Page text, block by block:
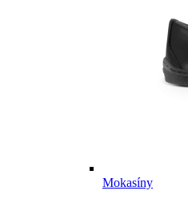
Mokasíny